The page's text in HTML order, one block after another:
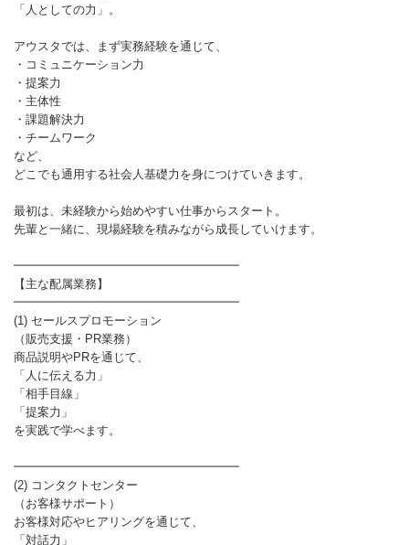
「人としての力」。
アウスタでは、まず実務経験を通じて、
・コミュニケーション力
・提案力
・主体性
・課題解決力
・チームワーク
など、
どこでも通用する社会人基礎力を身につけていきます。
最初は、未経験から始めやすい仕事からスタート。
先輩と一緒に、現場経験を積みながら成長していけます。
━━━━━━━━━━━━━━━━━━━
【主な配属業務】
━━━━━━━━━━━━━━━━━━━
(1) セールスプロモーション
（販売支援・PR業務）
商品説明やPRを通じて、
「人に伝える力」
「相手目線」
「提案力」
を実践で学べます。
━━━━━━━━━━━━━━━━━━━
(2) コンタクトセンター
（お客様サポート）
お客様対応やヒアリングを通じて、
「対話力」